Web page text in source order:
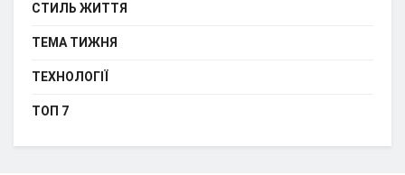
СТИЛЬ ЖИТТЯ
ТЕМА ТИЖНЯ
ТЕХНОЛОГІЇ
ТОП 7